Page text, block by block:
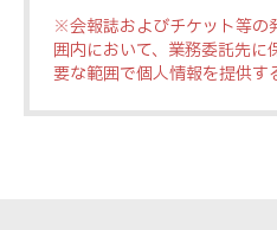
※会報誌およびチケット等の
囲内において、業務委託先に
要な範囲で個人情報を提供す